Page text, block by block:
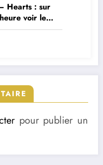
Hearts : sur
voir le
pour publier un